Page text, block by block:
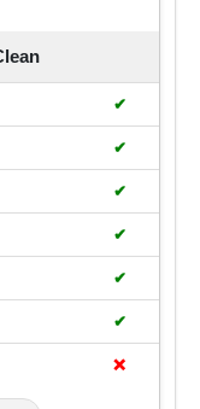
✔
✔
✔
✔
✔
✔
❌